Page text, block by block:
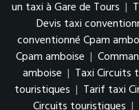
un taxi à Gare de Tours |
Devis taxi
conventionné Cpam
Cpam amboise |
amboise | Taxi Circuits
touristiques | Tarif taxi